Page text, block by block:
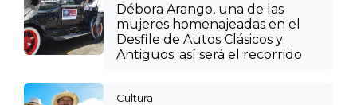
Débora Arango, una de las
mujeres homenajeadas en el
Desfile de Autos Clásicos y
Antiguos: así será el recorrido
Cultura